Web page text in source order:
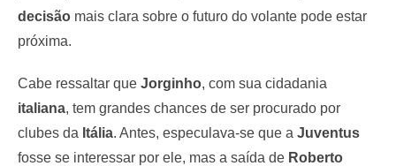
decisão mais clara sobre o futuro do volante pode estar
próxima.
Cabe ressaltar que Jorginho, com sua cidadania
italiana, tem grandes chances de ser procurado por
clubes da Itália. Antes, especulava-se que a Juventus
fosse se interessar por ele, mas a saída de Roberto